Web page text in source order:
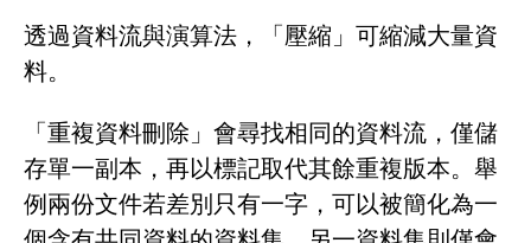
透過資料流與演算法，「壓縮」可縮減大量資
料。
「重複資料刪除」會尋找相同的資料流，僅儲
存單一副本，再以標記取代其餘重複版本。舉
例兩份文件若差別只有一字，可以被簡化為一